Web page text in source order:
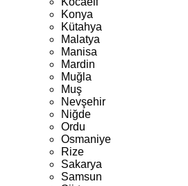
Konya
Kütahya
Malatya
Manisa
Mardin
Muğla
Muş
Nevşehir
Niğde
Ordu
Osmaniye
Rize
Sakarya
Samsun